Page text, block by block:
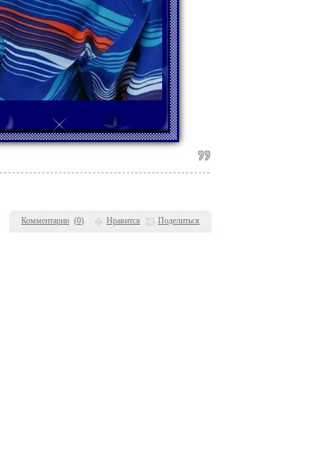
Комментарии (0) Нравится Поделиться